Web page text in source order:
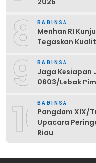
8 BABINSA
Menhan RI
Tegaskan
9 BABINSA
Jaga Kesiapan
0603/Lebak
10BABINSA
Pangdam XIX/
Upacara
Riau